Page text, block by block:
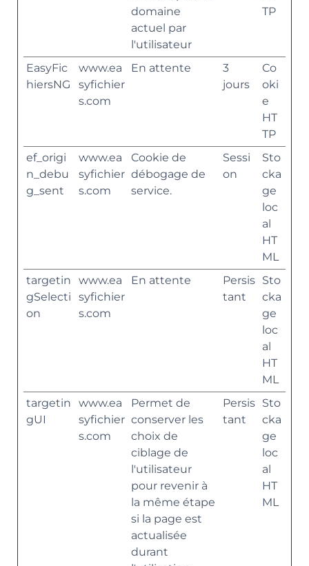
domaine
actuel par
l'utilisateur
TP
EasyFic
hiersNG
www.ea
syfichier
s.com
En attente
3
jours
Co
oki
e
HT
TP
ef_origi
n_debu
g_sent
www.ea
syfichier
s.com
Cookie de
débogage de
service.
Sessi
on
Sto
cka
ge
loc
al
HT
ML
targetin
gSelecti
on
www.ea
syfichier
s.com
En attente
Persis
tant
Sto
cka
ge
loc
al
HT
ML
targetin
gUI
www.ea
syfichier
s.com
Permet de
conserver les
choix de
ciblage de
l'utilisateur
pour revenir à
la même étape
si la page est
actualisée
durant
Persis
tant
Sto
cka
ge
loc
al
HT
ML